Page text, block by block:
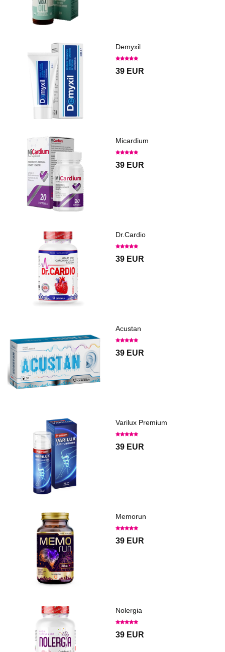
Demyxil
39 EUR
Micardium
39 EUR
Dr.Cardio
39 EUR
Acustan
39 EUR
Varilux Premium
39 EUR
Memorun
39 EUR
Nolergia
39 EUR